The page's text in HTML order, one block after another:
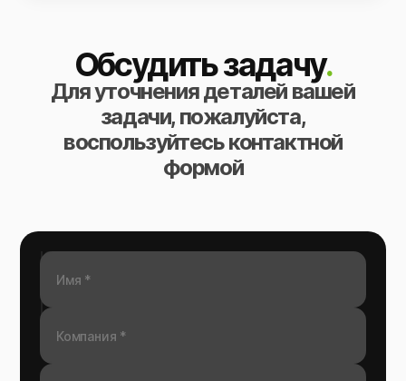
Обсудить задачу.
Для уточнения деталей вашей
задачи, пожалуйста,
воспользуйтесь контактной
формой